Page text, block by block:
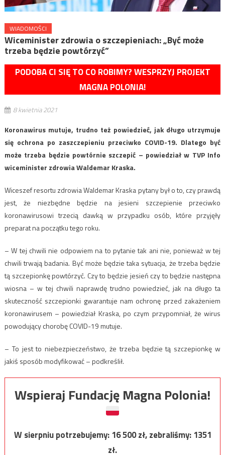
WIADOMOŚCI
Wiceminister zdrowia o szczepieniach: „Być może
trzeba będzie powtórzyć”
PODOBA CI SIĘ TO CO ROBIMY? WESPRZYJ PROJEKT
MAGNA POLONIA!
8 kwietnia 2021
Koronawirus mutuje, trudno też powiedzieć, jak długo utrzymuje
się ochrona po zaszczepieniu przeciwko COVID-19. Dlatego być
może trzeba będzie powtórnie szczepić – powiedział w TVP Info
wiceminister zdrowia Waldemar Kraska.
Wiceszef resortu zdrowia Waldemar Kraska pytany był o to, czy prawdą
jest, że niezbędne będzie na jesieni szczepienie przeciwko
koronawirusowi trzecią dawką w przypadku osób, które przyjęły
preparat na początku tego roku.
– W tej chwili nie odpowiem na to pytanie tak ani nie, ponieważ w tej
chwili trwają badania. Być może będzie taka sytuacja, że trzeba będzie
tą szczepionkę powtórzyć. Czy to będzie jesień czy to będzie następna
wiosna – w tej chwili naprawdę trudno powiedzieć, jak na długo ta
skuteczność szczepionki gwarantuje nam ochronę przed zakażeniem
koronawirusem – powiedział Kraska, po czym przypomniał, że wirus
powodujący chorobę COVID-19 mutuje.
– To jest to niebezpieczeństwo, że trzeba będzie tą szczepionkę w
jakiś sposób modyfikować – podkreślił.
Wspieraj Fundację Magna Polonia!
W sierpniu potrzebujemy:16 500zł, zebraliśmy:1351
zł.